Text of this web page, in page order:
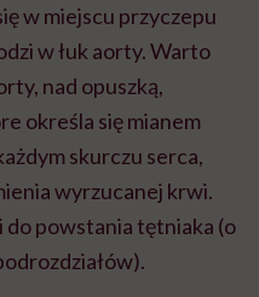
w miejscu przyczepu
w łuk aorty. Warto
nad opuszką,
określa się mianem
skurczu serca,
wyrzucanej krwi.
do powstania tętniaka (o